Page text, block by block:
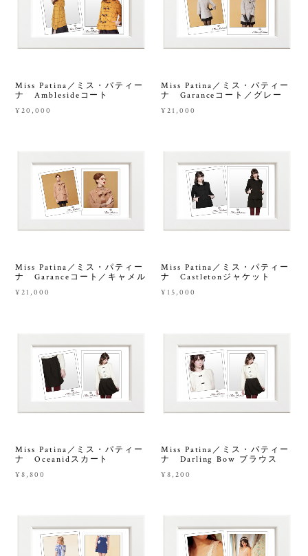
Miss Patina／ミス・パティー
ナ Amblesideコート
¥20,000
Miss Patina／ミス・パティー
ナ Garanceコート／グレー
¥21,000
Miss Patina／ミス・パティー
ナ Garanceコート／キャメル
¥21,000
Miss Patina／ミス・パティー
ナ Castletonジャケット
¥15,000
Miss Patina／ミス・パティー
ナ Oceanidスカート
¥8,800
Miss Patina／ミス・パティー
ナ Darling Bow ブラウス
¥8,200